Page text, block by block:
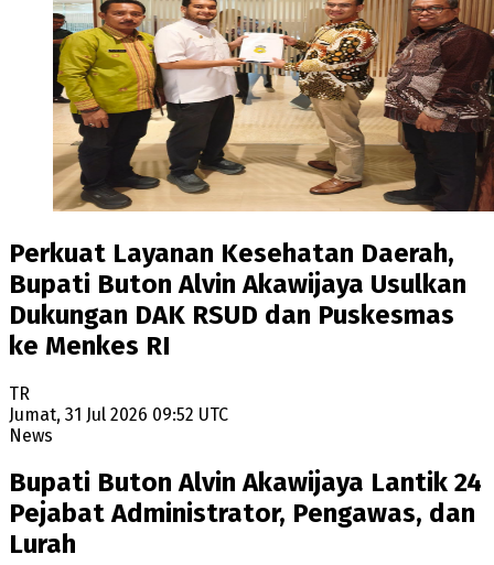
Perkuat Layanan Kesehatan Daerah,
Bupati Buton Alvin Akawijaya Usulkan
Dukungan DAK RSUD dan Puskesmas
ke Menkes RI
TR
Jumat, 31 Jul 2026 09:52 UTC
News
Bupati Buton Alvin Akawijaya Lantik 24
Pejabat Administrator, Pengawas, dan
Lurah